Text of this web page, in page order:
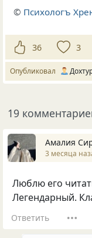
© Психологъ
36 3
Опубликовал
19
Амалия
3 месяца
Люблю его
Легендарный.
Ответить